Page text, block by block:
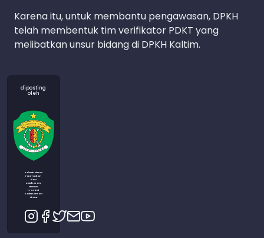
Karena itu, untuk membantu pengawasan, DPKH
telah membentuk tim verifikator PDKT yang
melibatkan unsur bidang di DPKH Kaltim.
diposting
oleh
Admin Dinas
Peternakan
dan
Kesehatan
Hewan
Provinsi
Kalimantan
Timur